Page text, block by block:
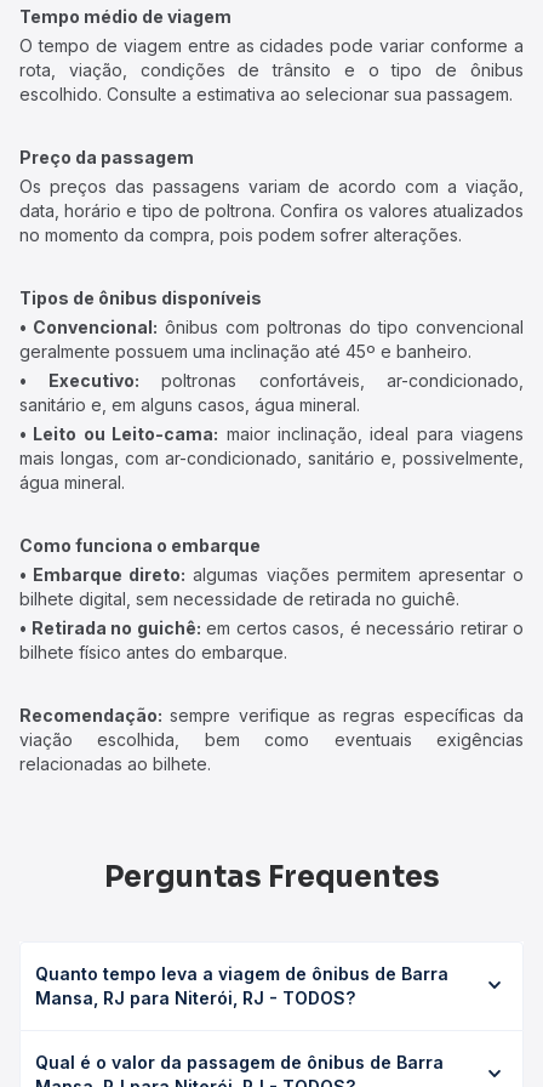
Tempo médio de viagem
O tempo de viagem entre as cidades pode variar conforme a
rota, viação, condições de trânsito e o tipo de ônibus
escolhido. Consulte a estimativa ao selecionar sua passagem.
Preço da passagem
Os preços das passagens variam de acordo com a viação,
data, horário e tipo de poltrona. Confira os valores atualizados
no momento da compra, pois podem sofrer alterações.
Tipos de ônibus disponíveis
• Convencional: ônibus com poltronas do tipo convencional
geralmente possuem uma inclinação até 45º e banheiro.
• Executivo: poltronas confortáveis, ar-condicionado,
sanitário e, em alguns casos, água mineral.
• Leito ou Leito-cama: maior inclinação, ideal para viagens
mais longas, com ar-condicionado, sanitário e, possivelmente,
água mineral.
Como funciona o embarque
• Embarque direto: algumas viações permitem apresentar o
bilhete digital, sem necessidade de retirada no guichê.
• Retirada no guichê: em certos casos, é necessário retirar o
bilhete físico antes do embarque.
Recomendação: sempre verifique as regras específicas da
viação escolhida, bem como eventuais exigências
relacionadas ao bilhete.
Perguntas Frequentes
Quanto tempo leva a viagem de ônibus de Barra
Mansa, RJ para Niterói, RJ - TODOS?
TODOS leva em média 3h 28min, podendo variar
Qual é o valor da passagem de ônibus de Barra